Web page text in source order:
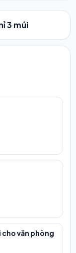
3 múi
cho văn phòng